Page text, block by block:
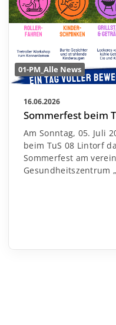
01-PM_Alle News
16.06.2026
Sommerfest beim
Am Sonntag, 05. Juli
beim TuS 08 Lintorf
Sommerfest am
Gesundheitszentrum